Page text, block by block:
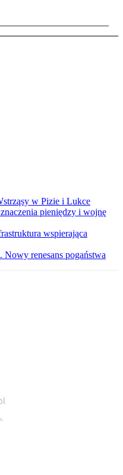
w Pizie i Lukce
pieniędzy i wojnę
wspierająca
renesans pogaństwa